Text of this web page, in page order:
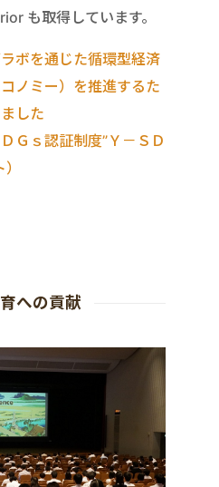
も取得しています。
ボを通じた循環型経済
コノミー）を推進するた
した
Ｇｓ認証制度”Ｙ－ＳＤ
への貢献